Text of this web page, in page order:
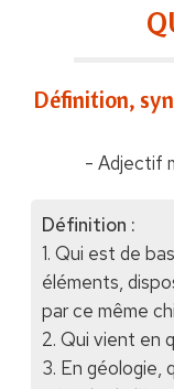
Définition,
- Adjectif
Définition :
1. Qui est de
éléments,
par ce même
2. Qui vient en
3. En géologie,